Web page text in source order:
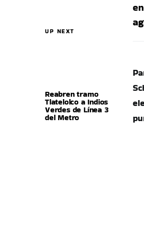
UP NEXT
Reabren tramo
Tlatelolco a Indios
Verdes de Línea 3
del Metro